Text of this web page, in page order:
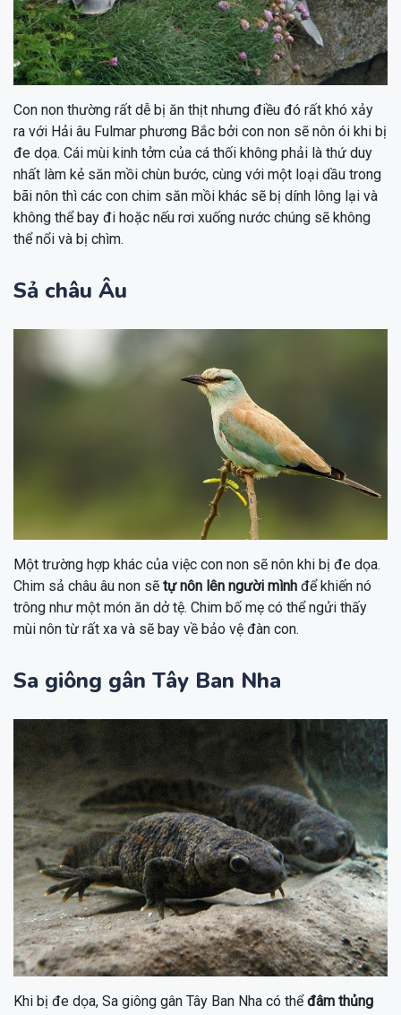
Con non thường rất dễ bị ăn thịt nhưng điều đó rất khó xảy
ra với Hải âu Fulmar phương Bắc bởi con non sẽ nôn ói khi bị
đe dọa. Cái mùi kinh tởm của cá thối không phải là thứ duy
nhất làm kẻ săn mồi chùn bước, cùng với một loại dầu trong
bãi nôn thì các con chim săn mồi khác sẽ bị dính lông lại và
không thể bay đi hoặc nếu rơi xuống nước chúng sẽ không
thể nổi và bị chìm.
Sả châu Âu
Một trường hợp khác của việc con non sẽ nôn khi bị đe dọa.
Chim sả châu âu non sẽ tự nôn lên người mình để khiến nó
trông như một món ăn dở tệ. Chim bố mẹ có thể ngửi thấy
mùi nôn từ rất xa và sẽ bay về bảo vệ đàn con.
Sa giông gân Tây Ban Nha
Khi bị đe dọa, Sa giông gân Tây Ban Nha có thểđâm thủng